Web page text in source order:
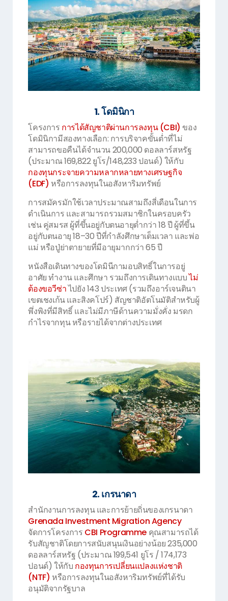
1. โดมินิกา
โครงการ การได้สัญชาติผ่านการลงทุน (CBI) ของ
โดมินิกามีสองทางเลือก: การบริจาคขั้นต่ำที่ไม่
สามารถขอคืนได้จำนวน 200,000 ดอลลาร์สหรัฐ
(ประมาณ 169,822 ยูโร/148,233 ปอนด์) ให้กับ
กองทุนกระจายความหลากหลายทางเศรษฐกิจ
(EDF) หรือการลงทุนในอสังหาริมทรัพย์
การสมัครมักใช้เวลาประมาณสามถึงสี่เดือนในการ
ดำเนินการ และสามารถรวมสมาชิกในครอบครัว
เช่น คู่สมรส ผู้ที่ขึ้นอยู่กับตนอายุต่ำกว่า 18 ปี ผู้ที่ขึ้น
อยู่กับตนอายุ 18–30 ปีที่กำลังศึกษาเต็มเวลา และพ่อ
แม่ หรือปู่ย่าตายายที่มีอายุมากกว่า 65 ปี
หนังสือเดินทางของโดมินีกามอบสิทธิ์ในการอยู่
อาศัย ทำงาน และศึกษา รวมถึงการเดินทางแบบไม่
ต้องขอวีซ่าไปยัง 143 ประเทศ (รวมถึงอาร์เจนตินา
เขตเชงเก้น และสิงคโปร์) สัญชาติอัตโนมัติสำหรับผู้
พึ่งพิงที่มีสิทธิ์ และไม่มีภาษีด้านความมั่งคั่ง มรดก
กำไรจากทุน หรือรายได้จากต่างประเทศ
2. เกรนาดา
สำนักงานการลงทุน และการย้ายถิ่นของเกรนาดา
Grenada Investment Migration Agency
จัดการโครงการ CBI Programme คุณสามารถได้
รับสัญชาติโดยการสนับสนุนเงินอย่างน้อย 235,000
ดอลลาร์สหรัฐ (ประมาณ 199,541 ยูโร / 174,173
ปอนด์) ให้กับ กองทุนการเปลี่ยนแปลงแห่งชาติ
(NTF) หรือการลงทุนในอสังหาริมทรัพย์ที่ได้รับ
อนุมัติจากรัฐบาล